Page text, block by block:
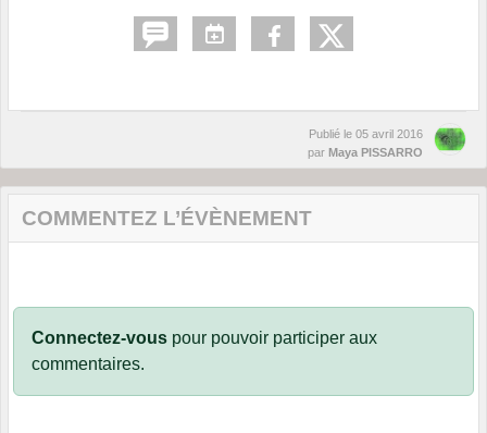
Publié le 05 avril 2016
par Maya PISSARRO
COMMENTEZ L’ÉVÈNEMENT
Connectez-vous pour pouvoir participer aux
commentaires.